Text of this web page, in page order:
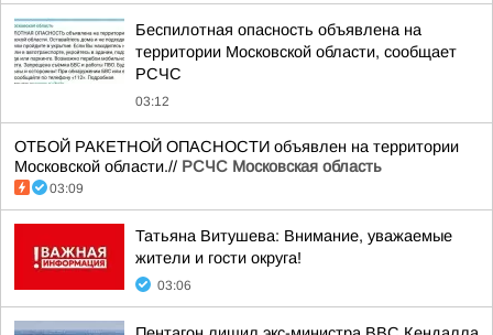
Беспилотная опасность объявлена на
территории Московской области, сообщает
РСЧС
03:12
ОТБОЙ РАКЕТНОЙ ОПАСНОСТИ объявлен на территории
Московской области.// РСЧС Московская область
03:09
Татьяна Витушева: Внимание, уважаемые
жители и гости округа!
03:06